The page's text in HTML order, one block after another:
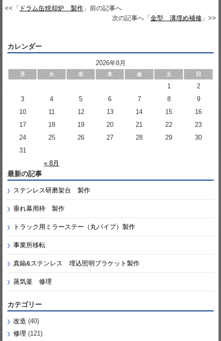
<<「 ドラム缶焼却炉 製作 」前の記事へ
次の記事へ「金型 溝埋め補修 」>>
カレンダー
2026年8月
月 火 水 木 金 土 日
« 8月
1
2
3
4 5 6 7 8
9
10
11 12 13 14 15
16
17
18 19 20 21 22
23
24
25 26 27 28 29
30
31
最新の記事
ステンレス研磨架台 製作
垂れ幕用枠 製作
トラック用ミラーステー（丸パイプ）製作
事業所移転
真鍮&ステンレス 埋込照明ブラケット製作
蒸気釜 修理
カテゴリー
改造 (40)
修理 (121)